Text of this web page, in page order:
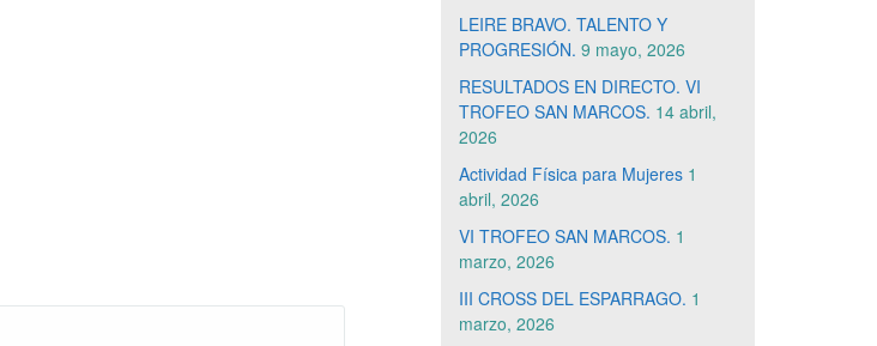
LEIRE BRAVO. TALENTO Y
PROGRESIÓN. 9 mayo, 2026
RESULTADOS EN DIRECTO. VI
TROFEO SAN MARCOS. 14 abril,
2026
Actividad Física para Mujeres 1
abril, 2026
VI TROFEO SAN MARCOS. 1
marzo, 2026
III CROSS DEL ESPARRAGO. 1
marzo, 2026